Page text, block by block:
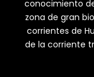
conocimiento
zona de gran
corrientes de
de la corriente